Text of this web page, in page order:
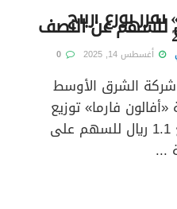
توزع أرباح
ريال للسهم عن النصف
أغسطس 14, 2025
الشرق الأوسط
«أفالون فارما» توزيع
أرباح نقدية بواقع 1.1 ريال للسهم على
...